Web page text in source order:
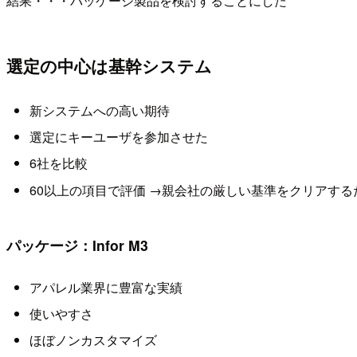
選定の中心は基幹システム
新システムへの高い期待
選定にキーユーザを参加させた
6社を比較
60以上の項目で評価 →親会社の厳しい基準をクリアする
パッケージ：Infor M3
アパレル業界に豊富な実績
使いやすさ
ほぼノンカスタマイズ